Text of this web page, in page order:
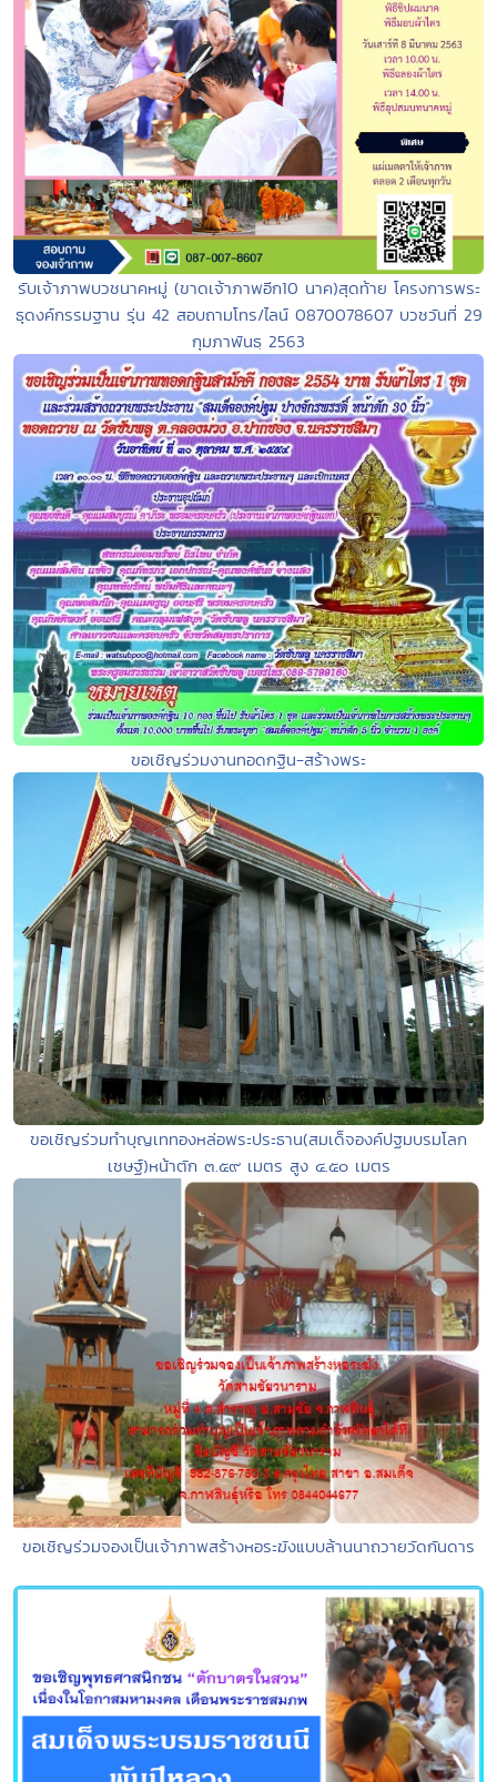
รับเจ้าภาพบวชนาคหมู่ (ขาดเจ้าภาพอีก10 นาค)สุดท้าย โครงการพระ
ธุดงค์กรรมฐาน รุ่น 42 สอบถามโทร/ไลน์ 0870078607 บวชวันที่ 29
กุมภาพันธฺ 2563
ขอเชิญร่วมงานทอดกฐิน-สร้างพระ
ขอเชิญร่วมทำบุญเททองหล่อพระประธาน(สมเด็จองค์ปฐมบรมโลก
เชษฐ์)หน้าตัก ๓.๕๙ เมตร สูง ๔.๕๐ เมตร
ขอเชิญร่วมจองเป็นเจ้าภาพสร้างหอระฆังแบบล้านนาถวายวัดกันดาร